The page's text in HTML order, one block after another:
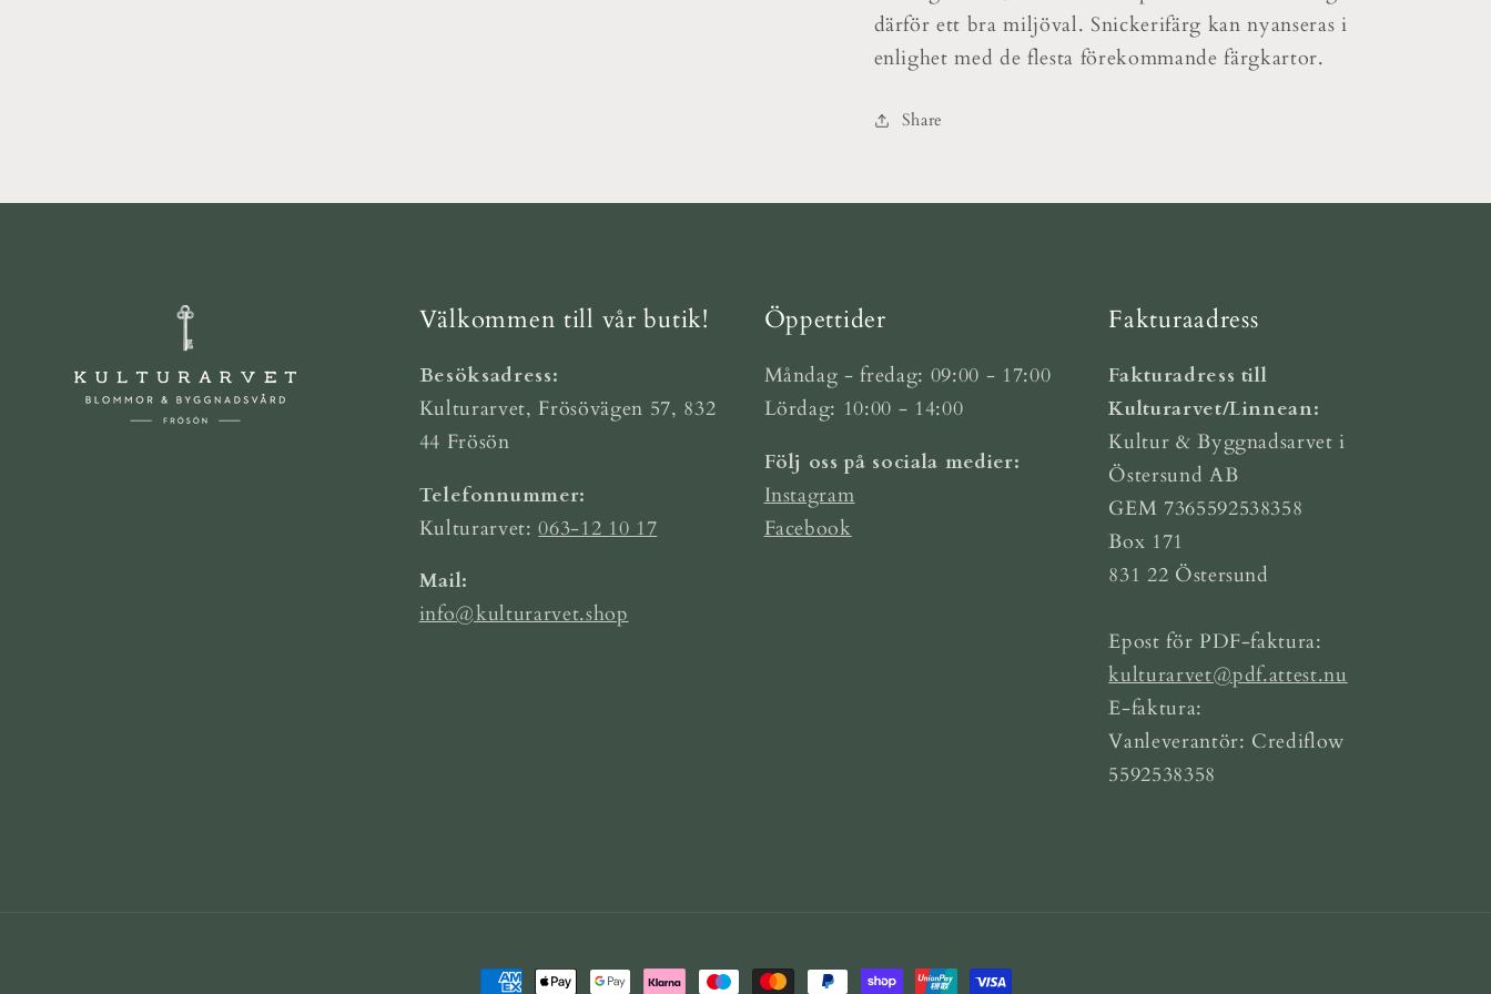
därför ett bra miljöval. Snickerifärg kan nyanseras i
enlighet med de flesta förekommande färgkartor.
Share
Välkommen till vår butik!
Besöksadress:
Kulturarvet, Frösövägen 57, 832
44 Frösön
Telefonnummer:
Kulturarvet:063-12 10 17
Mail:
info@kulturarvet.shop
Öppettider
Måndag - fredag: 09:00 - 17:00
Lördag: 10:00 - 14:00
Följ oss på sociala medier:
Instagram
Facebook
Fakturaadress
Fakturadress till
Kulturarvet/Linnean:
Kultur & Byggnadsarvet i
Östersund AB
GEM 7365592538358
Box 171
831 22 Östersund
Epost för PDF-faktura:
kulturarvet@pdf.attest.nu
E-faktura:
Vanleverantör: Crediflow
5592538358
Betalningsmetoder